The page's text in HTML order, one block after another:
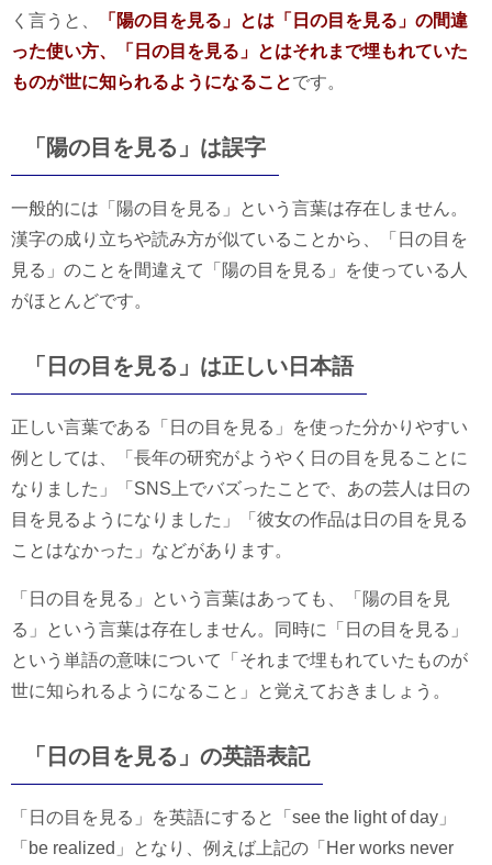
く言うと、
「陽の目を見る」とは「日の目を見る」の間違
った使い方、「日の目を見る」とはそれまで埋もれていた
ものが世に知られるようになることです。
「陽の目を見る」は誤字
一般的には「陽の目を見る」という言葉は存在しません。
漢字の成り立ちや読み方が似ていることから、「日の目を
見る」のことを間違えて「陽の目を見る」を使っている人
がほとんどです。
「日の目を見る」は正しい日本語
正しい言葉である「日の目を見る」を使った分かりやすい
例としては、「長年の研究がようやく日の目を見ることに
なりました」「SNS上でバズったことで、あの芸人は日の
目を見るようになりました」「彼女の作品は日の目を見る
ことはなかった」などがあります。
「日の目を見る」という言葉はあっても、「陽の目を見
る」という言葉は存在しません。同時に「日の目を見る」
という単語の意味について「それまで埋もれていたものが
世に知られるようになること」と覚えておきましょう。
「日の目を見る」の英語表記
「日の目を見る」を英語にすると「see the light of day」
「be realized」となり、例えば上記の「Her works never